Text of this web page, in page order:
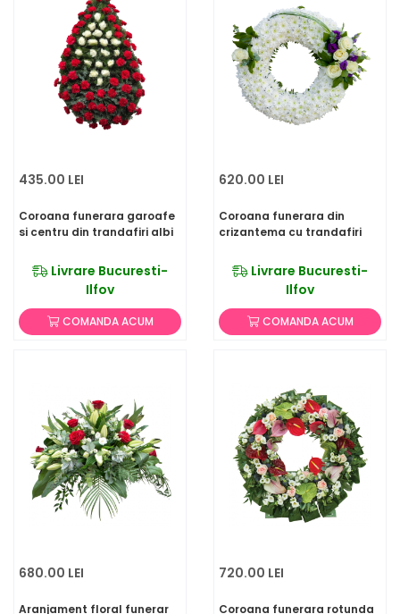
435.00 LEI
Coroana funerara garoafe
si centru din trandafiri albi
Livrare Bucuresti-
Ilfov
COMANDA ACUM
620.00 LEI
Coroana funerara din
crizantema cu trandafiri
Livrare Bucuresti-
Ilfov
COMANDA ACUM
680.00 LEI
Aranjament floral funerar
720.00 LEI
Coroana funerara rotunda